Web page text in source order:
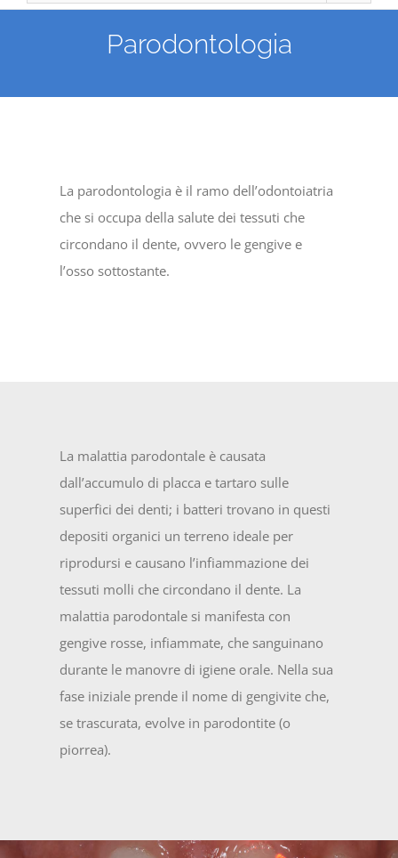
Parodontologia
La parodontologia è il ramo dell’odontoiatria
che si occupa della salute dei tessuti che
circondano il dente, ovvero le gengive e
l’osso sottostante.
La malattia parodontale è causata
dall’accumulo di placca e tartaro sulle
superfici dei denti; i batteri trovano in questi
depositi organici un terreno ideale per
riprodursi e causano l’infiammazione dei
tessuti molli che circondano il dente. La
malattia parodontale si manifesta con
gengive rosse, infiammate, che sanguinano
durante le manovre di igiene orale. Nella sua
fase iniziale prende il nome di gengivite che,
se trascurata, evolve in parodontite (o
piorrea).